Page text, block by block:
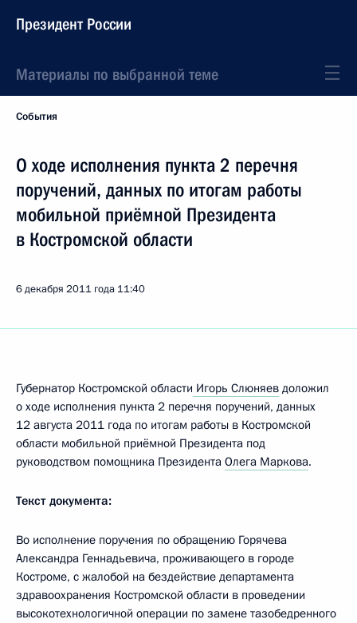
Президент России
Материалы по выбранной теме
События
О ходе исполнения пункта 2 перечня
поручений, данных по итогам работы
мобильной приёмной Президента
в Костромской области
6 декабря 2011 года 11:40
Губернатор Костромской области Игорь Слюняев доложил
о ходе исполнения пункта 2 перечня поручений, данных
12 августа 2011 года по итогам работы в Костромской
области мобильной приёмной Президента под
руководством помощника Президента Олега Маркова.
Текст документа:
Во исполнение поручения по обращению Горячева
Александра Геннадьевича, проживающего в городе
Костроме, с жалобой на бездействие департамента
здравоохранения Костромской области в проведении
высокотехнологичной операции по замене тазобедренного